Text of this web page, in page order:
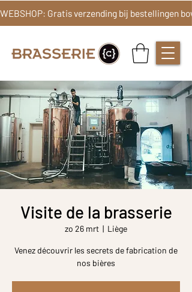
Visite de la brasserie
zo 26 mrt
  |
Liège
Venez découvrir les secrets de fabrication de
nos bières